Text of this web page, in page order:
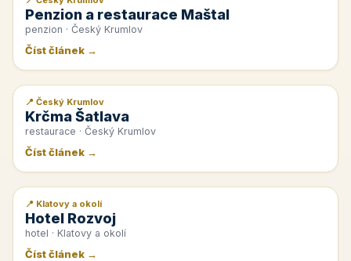
Penzion a restaurace Maštal
penzion · Český Krumlov
Číst článek →
📰 PR článek
📍 Český Krumlov
Krčma Šatlava
restaurace · Český Krumlov
Číst článek →
📰 PR článek
📍 Klatovy a okolí
Hotel Rozvoj
hotel · Klatovy a okolí
Číst článek →